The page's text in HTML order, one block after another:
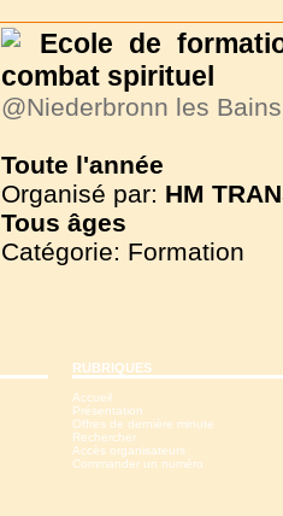
Ecole de
combat spirituel
@Niederbronn les
Toute l'année
Organisé par: HM
Tous âges
Catégorie: Formation
RUBRIQUES
Accueil
Présentation
Offres de dernière minute
Rechercher
Accès organisateurs
Commander un numéro